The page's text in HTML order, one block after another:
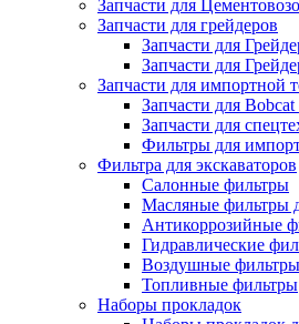
Запчасти для
Запчасти для грейдеров
Запчасти для
Запчасти для
Запчасти для импортной
Запчасти для
Запчасти для
Фильтры для
Фильтра для экскаваторов
Салонные фильтры
Масляные фильтры
Антикоррозийные
Гидравлические
Воздушные фильтры
Топливные фильтры
Наборы прокладок